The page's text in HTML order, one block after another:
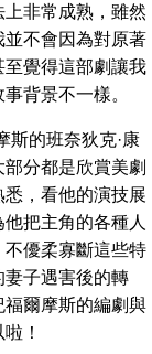
非常成熟，雖然
不會因為對原著
覺得這部劇讓我
背景不一樣。
斯的班奈狄克·康
分都是欣賞美劇
，看他的演技展
把主角的各種人
優柔寡斷這些特
妻子遇害後的轉
爾摩斯的編劇與
！